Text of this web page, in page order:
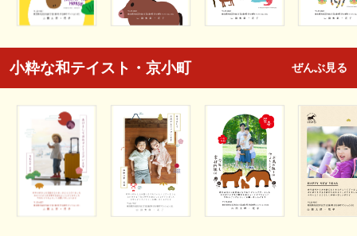
小粋な和テイスト・京小町 ぜんぶ見る